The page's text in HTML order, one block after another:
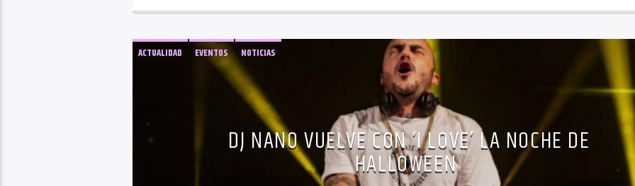
ACTUALIDAD EVENTOS NOTICIAS
DJ NANO VUELVE CON ‘I LOVE’ LA NOCHE DE
HALLOWEEN